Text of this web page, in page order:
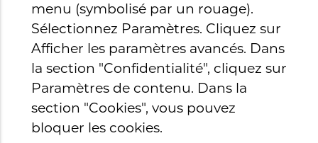
menu (symbolisé par un rouage).
Sélectionnez Paramètres. Cliquez sur
Afficher les paramètres avancés. Dans
la section "Confidentialité", cliquez sur
Paramètres de contenu. Dans la
section "Cookies", vous pouvez
bloquer les cookies.